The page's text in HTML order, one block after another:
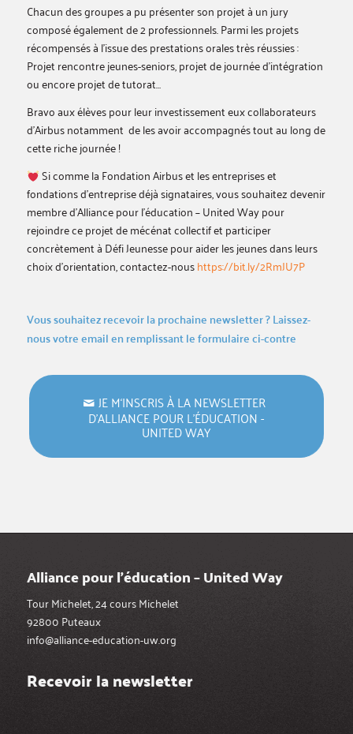
Chacun des groupes a pu présenter son projet à un jury
composé également de 2 professionnels. Parmi les projets
récompensés à l’issue des prestations orales très réussies :
Projet rencontre jeunes-seniors, projet de journée d’intégration
ou encore projet de tutorat…
Bravo aux élèves pour leur investissement eux collaborateurs
d’Airbus notamment de les avoir accompagnés tout au long de
cette riche journée !
Si comme la Fondation Airbus et les entreprises et
fondations d’entreprise déjà signataires, vous souhaitez devenir
membre d’Alliance pour l’éducation – United Way pour
rejoindre ce projet de mécénat collectif et participer
concrètement à Défi Jeunesse pour aider les jeunes dans leurs
choix d’orientation, contactez-noushttps://bit.ly/2RmJU7P
Vous souhaitez recevoir la prochaine newsletter ? Laissez-
nous votre email en remplissant le formulaire ci-contre
JE M‘INSCRIS À LA NEWSLETTER
D’ALLIANCE POUR L’ÉDUCATION -
UNITED WAY
Alliance pour l’éducation – United Way
Tour Michelet, 24 cours Michelet
92800 Puteaux
info@alliance-education-uw.org
Recevoir la newsletter